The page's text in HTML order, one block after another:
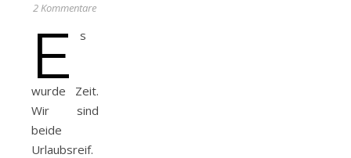
2 Kommentare
E s
wurde Zeit.
Wir sind
beide
Urlaubsreif.